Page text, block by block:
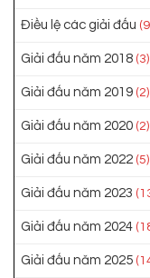
Điều lệ các giải đấu
Giải đấu năm 2018 (3)
Giải đấu năm 2019 (2)
Giải đấu năm 2020 (2)
Giải đấu năm 2022 (5)
Giải đấu năm 2023
Giải đấu năm 2024
Giải đấu năm 2025